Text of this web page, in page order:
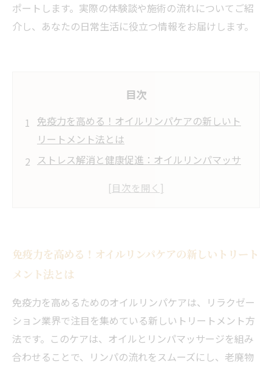
ポートします。実際の体験談や施術の流れについてご紹
介し、あなたの日常生活に役立つ情報をお届けします。
目次
免疫力を高める！オイルリンパケアの新しいト
リートメント法とは
ストレス解消と健康促進：オイルリンパマッサ
リンパの流れを改善することで得られる心身の
化のヒント
体験談：オイルリンパケアで感じた心地よいひ
施術の流れを知って、安心して受けるために
日常生活に役立つ、オイルリンパケアを取り入
れよう！
免疫力を高める！オイルリンパケアの新しいトリート
メント法とは
免疫力を高めるためのオイルリンパケアは、リラクゼー
ション業界で注目を集めている新しいトリートメント方
法です。このケアは、オイルとリンパマッサージを組み
合わせることで、リンパの流れをスムーズにし、老廃物